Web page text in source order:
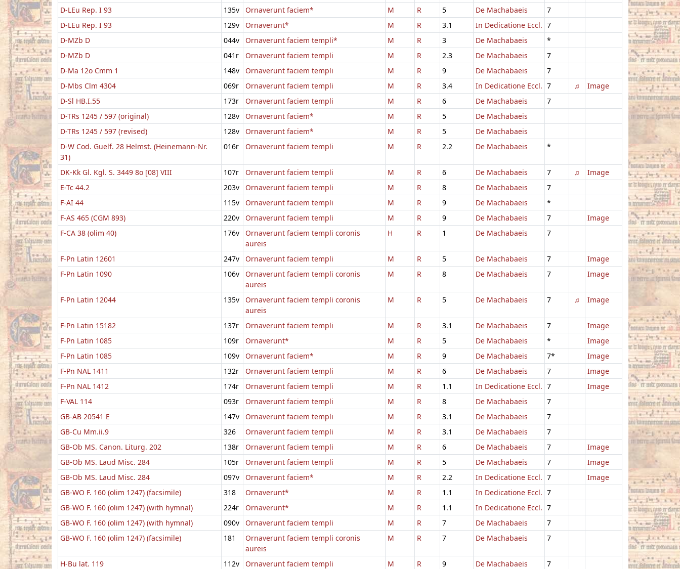
D-LEu Rep. I 93
135v Ornaverunt faciem* M R 5 De Machabaeis
7
D-LEu Rep. I 93
129v Ornaverunt* M R 3.1 In Dedicatione Eccl. 7
D-MZb D
044v Ornaverunt faciem templi* M R 3 De Machabaeis
*
D-MZb D
041r Ornaverunt faciem templi M R 2.3 De Machabaeis
7
D-Ma 12o Cmm 1
148v Ornaverunt faciem templi M R 9 De Machabaeis
7
D-Mbs Clm 4304
069r Ornaverunt faciem templi M R 3.4 In Dedicatione Eccl. 7 ♫
Image
D-Sl HB.I.55
173r Ornaverunt faciem templi M R 6 De Machabaeis
7
D-TRs 1245 / 597 (original)
128v Ornaverunt faciem* M R 5
De Machabaeis
D-TRs 1245 / 597 (revised)
128v Ornaverunt faciem* M R 5
De Machabaeis
D-W Cod. Guelf. 28 Helmst. (Heinemann-Nr.
31)
016r Ornaverunt faciem templi M R 2.2 De Machabaeis *
DK-Kk Gl. Kgl. S. 3449 8o [08] VIII 107r Ornaverunt faciem templi M R 6 De Machabaeis 7 ♫
Image
E-Tc 44.2
203v Ornaverunt faciem templi M R 8 De Machabaeis
7
F-AI 44
115v Ornaverunt faciem templi M R 9 De Machabaeis
*
F-AS 465 (CGM 893)
220v Ornaverunt faciem templi M R 9 De Machabaeis 7
Image
F-CA 38 (olim 40)
176v
Ornaverunt faciem templi coronis
aureis
H R 1 De Machabaeis 7
F-Pn Latin 12601 247v Ornaverunt faciem templi M R 5 De Machabaeis 7
Image
F-Pn Latin 1090
106v
Ornaverunt faciem templi coronis
aureis
M R 8 De Machabaeis 7 Image
F-Pn Latin 12044 135v
Ornaverunt faciem templi coronis
aureis
M R 5 De Machabaeis 7 ♫ Image
F-Pn Latin 15182 137r Ornaverunt faciem templi M R 3.1 De Machabaeis 7
Image
F-Pn Latin 1085
109r Ornaverunt* M R 5 De Machabaeis *
Image
F-Pn Latin 1085
109v Ornaverunt faciem* M R 9 De Machabaeis 7*
Image
F-Pn NAL 1411
132r Ornaverunt faciem templi M R 6 De Machabaeis 7
Image
F-Pn NAL 1412
174r Ornaverunt faciem templi M R 1.1 In Dedicatione Eccl. 7
Image
F-VAL 114
093r Ornaverunt faciem templi M R 8 De Machabaeis
7
GB-AB 20541 E
147v Ornaverunt faciem templi M R 3.1 De Machabaeis
7
GB-Cu Mm.ii.9
326 Ornaverunt faciem templi M R 3.1 De Machabaeis
7
GB-Ob MS. Canon. Liturg. 202
138r Ornaverunt faciem templi M R 6 De Machabaeis 7
Image
GB-Ob MS. Laud Misc. 284
105r Ornaverunt faciem templi M R 5 De Machabaeis 7
Image
GB-Ob MS. Laud Misc. 284
097v Ornaverunt faciem* M R 2.2 In Dedicatione Eccl. 7
Image
GB-WO F. 160 (olim 1247) (facsimile)
318 Ornaverunt* M R 1.1 In Dedicatione Eccl. 7
GB-WO F. 160 (olim 1247) (with hymnal)
224r Ornaverunt* M R 1.1 In Dedicatione Eccl. 7
GB-WO F. 160 (olim 1247) (with hymnal)
090v Ornaverunt faciem templi M R 7 De Machabaeis
7
GB-WO F. 160 (olim 1247) (facsimile)
181
Ornaverunt faciem templi coronis
aureis
M R 7 De Machabaeis 7
H-Bu lat. 119 112v Ornaverunt faciem templi M R 9 De Machabaeis
7